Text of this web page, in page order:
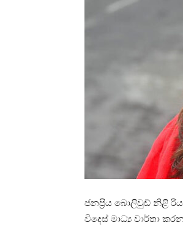
ජනප්‍රිය බොලිවුඩ් නිළි
විදෙස් මාධ්‍ය වාර්තා